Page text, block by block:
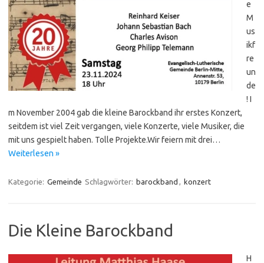
e
M
us
ikf
re
un
de
! I
m November 2004 gab die kleine Barockband ihr erstes Konzert,
seitdem ist viel Zeit vergangen, viele Konzerte, viele Musiker, die
mit uns gespielt haben. Tolle Projekte.Wir feiern mit drei…
Weiterlesen »
Kategorie: Gemeinde Schlagwörter: barockband , konzert
Die Kleine Barockband
H